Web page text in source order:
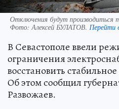
Отключения будут производиться
Фото:Алексей БУЛАТОВ. Перейти
В Севастополе ввели
ограничения
восстановить
Об этом сообщил
Развожаев.